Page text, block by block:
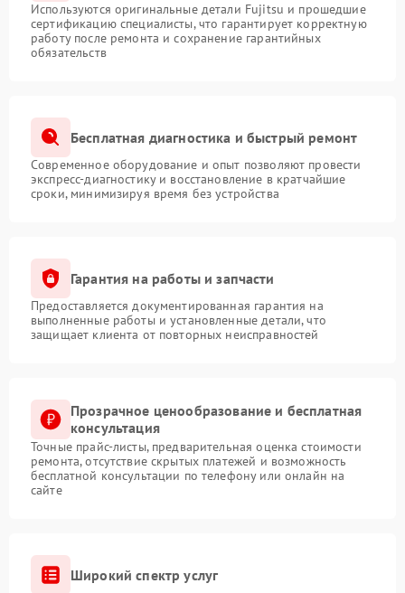
Используются оригинальные детали Fujitsu и прошедшие
сертификацию специалисты, что гарантирует корректную
работу после ремонта и сохранение гарантийных
обязательств
Бесплатная диагностика и быстрый ремонт
Современное оборудование и опыт позволяют провести
экспресс-диагностику и восстановление в кратчайшие
сроки, минимизируя время без устройства
Гарантия на работы и запчасти
Предоставляется документированная гарантия на
выполненные работы и установленные детали, что
защищает клиента от повторных неисправностей
Прозрачное ценообразование и бесплатная
консультация
Точные прайс-листы, предварительная оценка стоимости
ремонта, отсутствие скрытых платежей и возможность
бесплатной консультации по телефону или онлайн на
сайте
Широкий спектр услуг